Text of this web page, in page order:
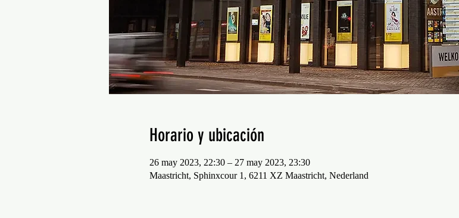
Horario y ubicación
26 may 2023, 22:30 – 27 may 2023, 23:30
Maastricht, Sphinxcour 1, 6211 XZ Maastricht, Nederland